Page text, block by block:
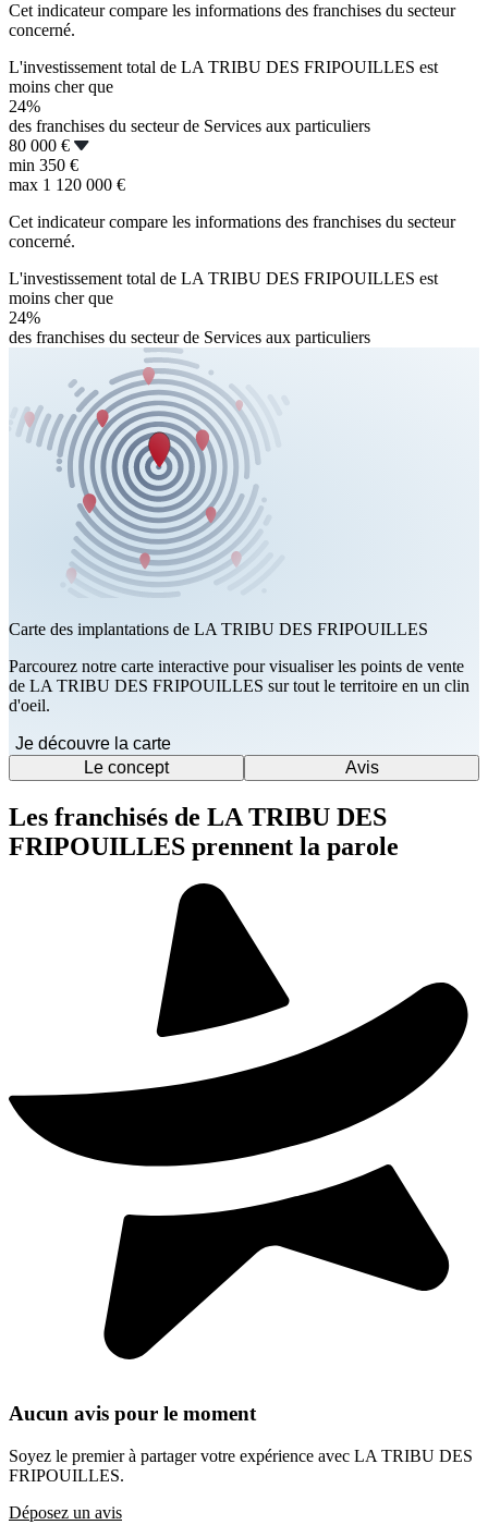
Cet indicateur compare les informations des franchises du secteur
concerné.
L'investissement total de LA TRIBU DES FRIPOUILLES est
moins cher que
24%
des franchises du secteur de Services aux particuliers
80 000 €
min 350 €
max 1 120 000 €
Cet indicateur compare les informations des franchises du secteur
concerné.
L'investissement total de LA TRIBU DES FRIPOUILLES est
moins cher que
24%
des franchises du secteur de Services aux particuliers
Carte des implantations de LA TRIBU DES FRIPOUILLES
Parcourez notre carte interactive pour visualiser les points de vente
de LA TRIBU DES FRIPOUILLES sur tout le territoire en un clin
d'oeil.
Je découvre la carte
Le concept
Avis
Les franchisés de LA TRIBU DES
FRIPOUILLES prennent la parole
Aucun avis pour le moment
Soyez le premier à partager votre expérience avec LA TRIBU DES
FRIPOUILLES.
Déposez un avis